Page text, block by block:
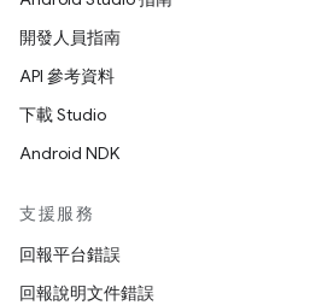
開發人員指南
API 參考資料
下載 Studio
Android NDK
支援服務
回報平台錯誤
回報說明文件錯誤